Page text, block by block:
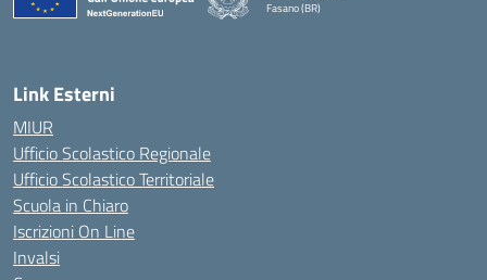
Fasano (BR)
Link Esterni
MIUR
Ufficio Scolastico Regionale
Ufficio Scolastico Territoriale
Scuola in Chiaro
Iscrizioni On Line
Invalsi